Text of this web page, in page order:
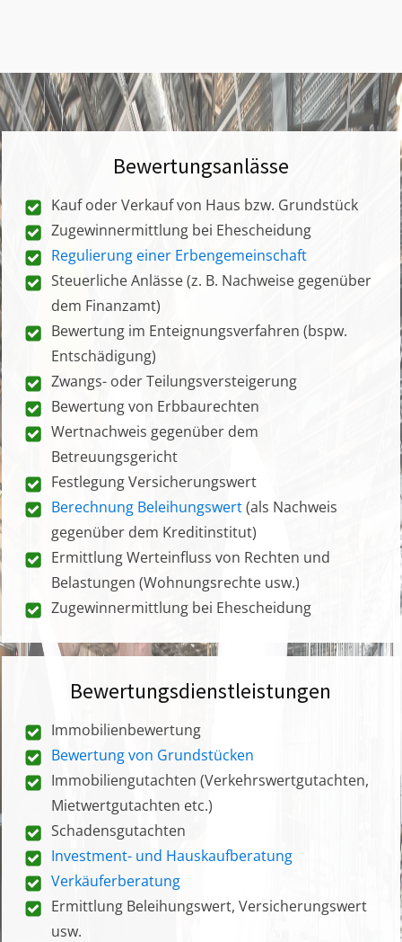
Bewertungsanlässe
Kauf oder Verkauf von Haus bzw. Grundstück
Zugewinnermittlung bei Ehescheidung
Regulierung einer Erbengemeinschaft
Steuerliche Anlässe (z. B. Nachweise gegenüber
dem Finanzamt)
Bewertung im Enteignungsverfahren (bspw.
Entschädigung)
Zwangs- oder Teilungsversteigerung
Bewertung von Erbbaurechten
Wertnachweis gegenüber dem
Betreuungsgericht
Festlegung Versicherungswert
Berechnung Beleihungswert(als Nachweis
gegenüber dem Kreditinstitut)
Ermittlung Werteinfluss von Rechten und
Belastungen (Wohnungsrechte usw.)
Zugewinnermittlung bei Ehescheidung
Bewertungsdienstleistungen
Immobilienbewertung
Bewertung von Grundstücken
Immobiliengutachten (Verkehrswertgutachten,
Mietwertgutachten etc.)
Schadensgutachten
Investment- und Hauskaufberatung
Verkäuferberatung
Ermittlung Beleihungswert, Versicherungswert
usw.